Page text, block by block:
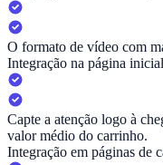
O formato de vídeo com
Integração na página inicial
Capte a atenção logo à
valor médio do carrinho.
Integração em páginas de